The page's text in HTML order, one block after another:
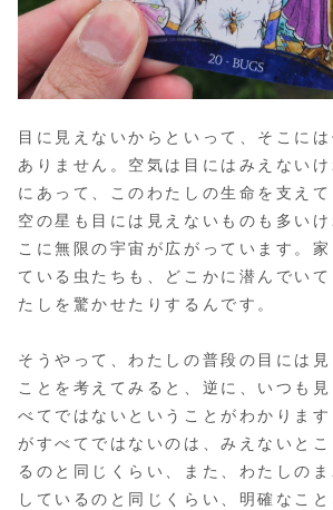
目に見えないからといって、そこに
ありません。空気は目にはみえないけ
にあって、このわたしの生命を支え
空の星も目には見えないものも多い
こに無限の宇宙が広がっています。
ている虫たちも、どこかに潜んでい
たしを驚かせたりするんです。
そうやって、わたしの普段の目には
ことを考えてみると、逆に、いつも
べてではないということがわかりま
がすべてではないのは、みえないと
るのと同じくらい、また、わたしの
しているのと同じくらい、明確なこと